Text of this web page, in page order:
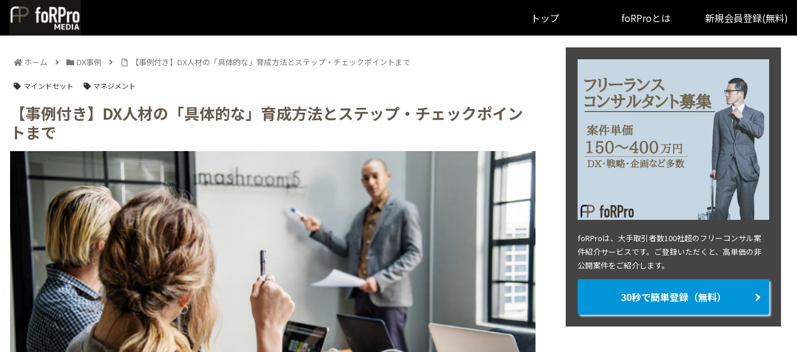
トップ foRProとは 新規会員登録(無料)
ホーム DX事例 【事例付き】DX人材の「具体的な」育成方法とステップ・チェックポイントまで
マインドセット マネジメント
【事例付き】DX人材の「具体的な」育成方法とステップ・チェックポイン
トまで
foRProは、大手取引者数100社超のフリーコンサル案
件紹介サービスです。ご登録いただくと、高単価の非
公開案件をご紹介します。
30秒で簡単登録（無料）